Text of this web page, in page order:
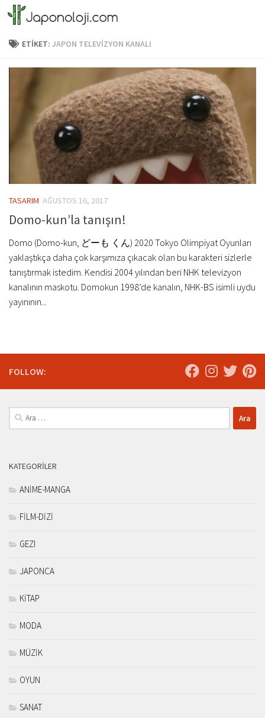
Skip to content
ETIKET: JAPON TELEVIZYON KANALI
TASARIM AĞUSTOS 16, 2017
Domo-kun’la tanışın!
Domo (Domo-kun, どーも くん) 2020 Tokyo Olimpiyat Oyunları
yaklaştıkça daha çok karşımıza çıkacak olan bu karakteri sizlerle
tanıştırmak istedim. Kendisi 2004 yılından beri NHK televizyon
kanalının maskotu. Domokun 1998’de kanalın, NHK-BS isimli uydu
yayınının...
FOLLOW:
Arama:
KATEGORILER
ANİME-MANGA
FİLM-DİZİ
GEZI
JAPONCA
KİTAP
MODA
MÜZİK
OYUN
SANAT